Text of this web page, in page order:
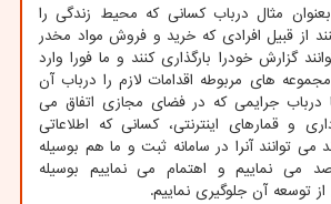
مثال درباب کسانی که محیط زندگی را
از قبیل افرادی که خرید و فروش مواد مخدر
گزارش خودرا بارگذاری کنند و ما فورا وارد
های مربوطه اقدامات لازم را درباب آن
درباب جرایمی که در فضای مجازی اتفاق می
و قمارهای اینترنتی، کسانی که اطلاعاتی
می توانند آنرا در سامانه ثبت و ما هم بوسیله
می نماییم و اهتمام می نماییم بوسیله
توسعه آن جلوگیری نماییم.